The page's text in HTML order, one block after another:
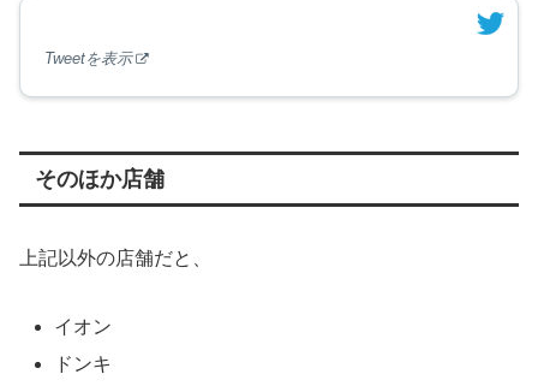
Tweetを表示
そのほか店舗
上記以外の店舗だと、
イオン
ドンキ